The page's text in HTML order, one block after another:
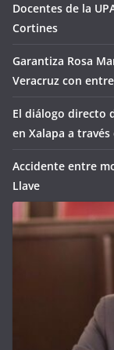
Docentes de la
Cortines
Garantiza Rosa
Veracruz con
El diálogo directo
en Xalapa a
Accidente entre
Llave